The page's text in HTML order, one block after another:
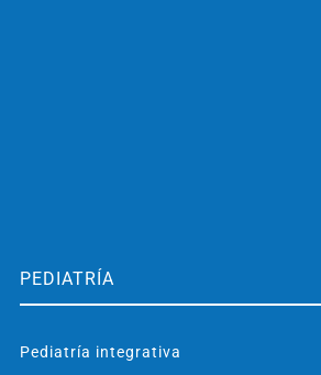
PEDIATRÍA
Pediatría integrativa